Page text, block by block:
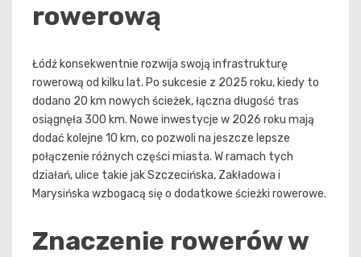
rowerową
Łódź konsekwentnie rozwija swoją infrastrukturę
rowerową od kilku lat. Po sukcesie z 2025 roku, kiedy to
dodano 20 km nowych ścieżek, łączna długość tras
osiągnęła 300 km. Nowe inwestycje w 2026 roku mają
dodać kolejne 10 km, co pozwoli na jeszcze lepsze
połączenie różnych części miasta. W ramach tych
działań, ulice takie jak Szczecińska, Zakładowa i
Marysińska wzbogacą się o dodatkowe ścieżki rowerowe.
Znaczenie rowerów w